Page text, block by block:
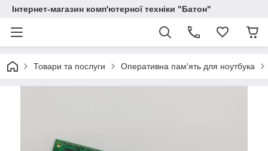
Інтернет-магазин комп'ютерної техніки "Батон"
Товари та послуги Оперативна пам'ять для ноутбука